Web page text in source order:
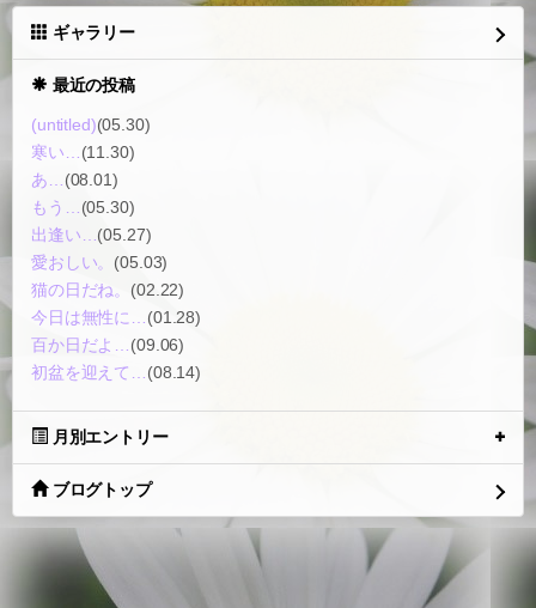
ギャラリー
最近の投稿
(untitled)(05.30)
寒い…(11.30)
あ…(08.01)
もう…(05.30)
出逢い…(05.27)
愛おしい。 (05.03)
猫の日だね。 (02.22)
今日は無性に…(01.28)
百か日だよ…(09.06)
初盆を迎えて…(08.14)
月別エントリー
ブログトップ